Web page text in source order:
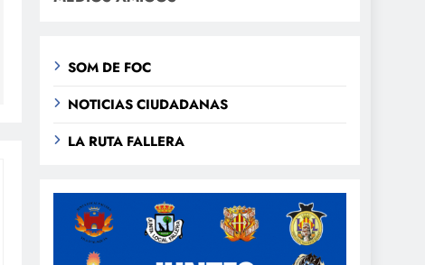
SOM DE FOC
NOTICIAS CIUDADANAS
LA RUTA FALLERA